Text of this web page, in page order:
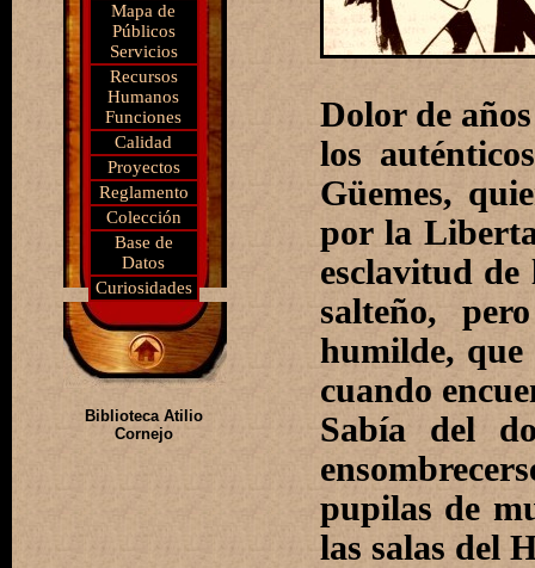
Mapa de
Públicos
Servicios
Recursos
Humanos
Funciones
Calidad
Proyectos
Reglamento
Colección
Base de
Datos
Curiosidades
Biblioteca Atilio
Cornejo
Dolor de
los
Güemes,
por la
esclavitud de
salteño,
humilde, que
cuando
Sabía del
pupilas de
las salas del